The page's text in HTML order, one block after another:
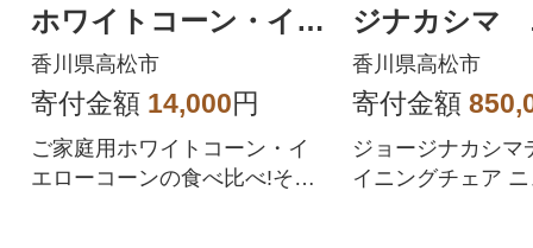
ホワイトコーン・イエ
ローコーン食べ比べ
各約4.5kg
香川県高松市
寄付金額 14,000円
ご家庭用ホワイトコーン・イ
エローコーンの食べ比べ!それ
ジナカシマ
ェア 1脚
香川県高松市
寄付金額
ジョージナカシマ
イニングチェア